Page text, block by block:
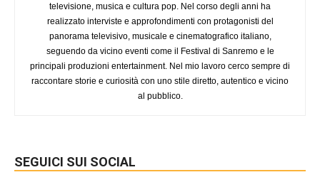
televisione, musica e cultura pop. Nel corso degli anni ha
realizzato interviste e approfondimenti con protagonisti del
panorama televisivo, musicale e cinematografico italiano,
seguendo da vicino eventi come il Festival di Sanremo e le
principali produzioni entertainment. Nel mio lavoro cerco sempre di
raccontare storie e curiosità con uno stile diretto, autentico e vicino
al pubblico.
SEGUICI SUI SOCIAL